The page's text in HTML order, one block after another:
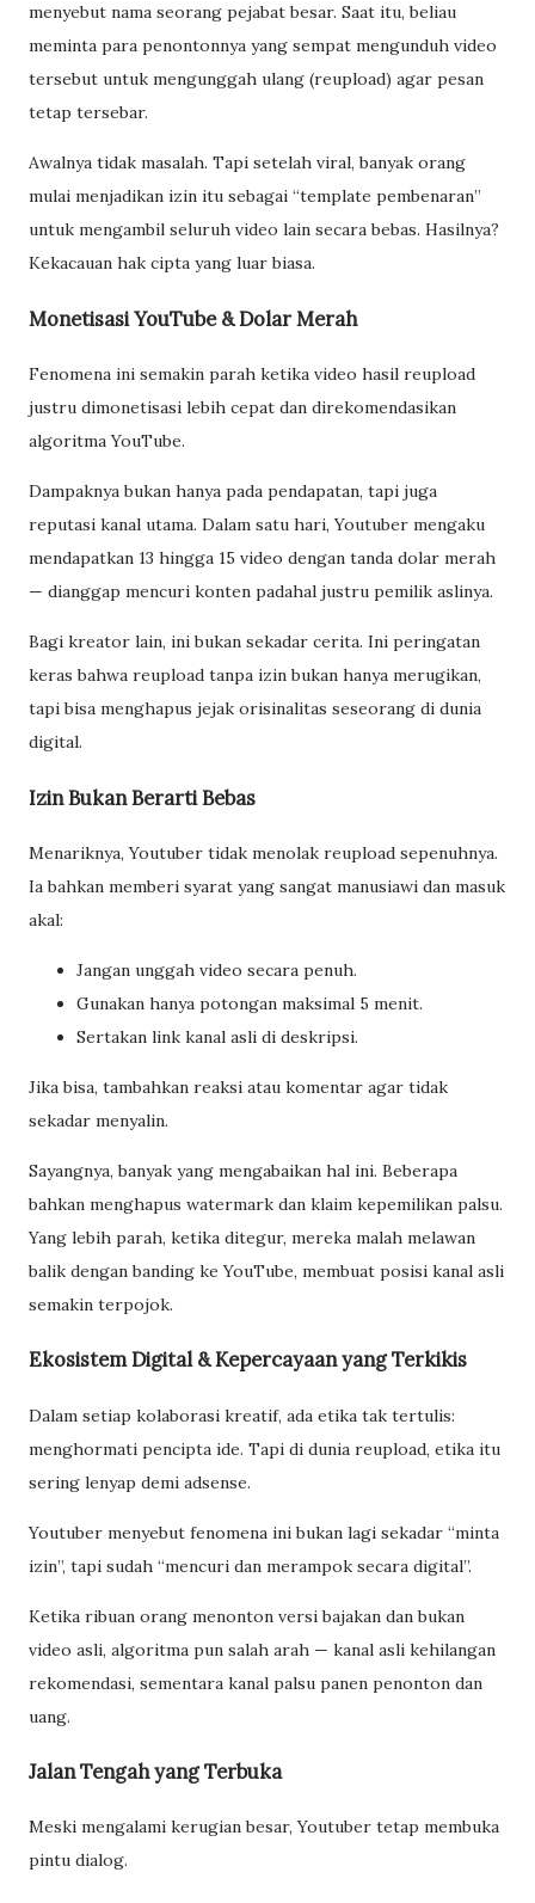
menyebut nama seorang pejabat besar. Saat itu, beliau
meminta para penontonnya yang sempat mengunduh video
tersebut untuk mengunggah ulang (reupload) agar pesan
tetap tersebar.
Awalnya tidak masalah. Tapi setelah viral, banyak orang
mulai menjadikan izin itu sebagai “template pembenaran”
untuk mengambil seluruh video lain secara bebas. Hasilnya?
Kekacauan hak cipta yang luar biasa.
Monetisasi YouTube & Dolar Merah
Fenomena ini semakin parah ketika video hasil reupload
justru dimonetisasi lebih cepat dan direkomendasikan
algoritma YouTube.
Dampaknya bukan hanya pada pendapatan, tapi juga
reputasi kanal utama. Dalam satu hari, Youtuber mengaku
mendapatkan 13 hingga 15 video dengan tanda dolar merah
— dianggap mencuri konten padahal justru pemilik aslinya.
Bagi kreator lain, ini bukan sekadar cerita. Ini peringatan
keras bahwa reupload tanpa izin bukan hanya merugikan,
tapi bisa menghapus jejak orisinalitas seseorang di dunia
digital.
Izin Bukan Berarti Bebas
Menariknya, Youtuber tidak menolak reupload sepenuhnya.
Ia bahkan memberi syarat yang sangat manusiawi dan masuk
akal:
Jangan unggah video secara penuh.
Gunakan hanya potongan maksimal 5 menit.
Sertakan link kanal asli di deskripsi.
Jika bisa, tambahkan reaksi atau komentar agar tidak
sekadar menyalin.
Sayangnya, banyak yang mengabaikan hal ini. Beberapa
bahkan menghapus watermark dan klaim kepemilikan palsu.
Yang lebih parah, ketika ditegur, mereka malah melawan
balik dengan banding ke YouTube, membuat posisi kanal asli
semakin terpojok.
Ekosistem Digital & Kepercayaan yang Terkikis
Dalam setiap kolaborasi kreatif, ada etika tak tertulis:
menghormati pencipta ide. Tapi di dunia reupload, etika itu
sering lenyap demi adsense.
Youtuber menyebut fenomena ini bukan lagi sekadar “minta
izin”, tapi sudah “mencuri dan merampok secara digital”.
Ketika ribuan orang menonton versi bajakan dan bukan
video asli, algoritma pun salah arah — kanal asli kehilangan
rekomendasi, sementara kanal palsu panen penonton dan
uang.
Jalan Tengah yang Terbuka
Meski mengalami kerugian besar, Youtuber tetap membuka
pintu dialog.